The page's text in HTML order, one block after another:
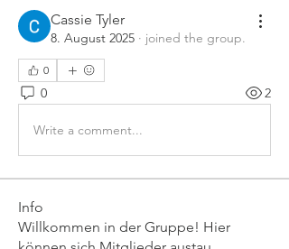
Cassie Tyler
8. August 2025 · joined the group.
0
0 2
Write a comment...
Info
Willkommen in der Gruppe! Hier